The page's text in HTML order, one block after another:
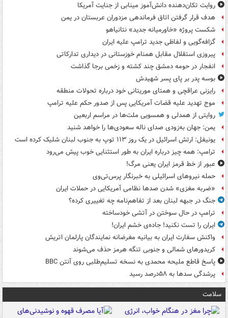
روایت تکان‌دهنده دانش‌آموز مینابی از جنایت آمریکا
هدف قرار گرفتن اتاق‌ فرماندهی مزدوران عربستان در یمن
شکست پروژه «خاورمیانه جدید» نتانیاهو
گزافه‌گویی و لفاظی جدید ترامپ علیه ایران
پیروزی استقلال مقابل همنام خوزستانی در دیداری تدارکاتی
انفجار در حومه دمشق چند کشته و زخمی برجا گذاشت
بوسه‌ پدر بر پای پسر شهیدش
رایزنی عراقچی و همتای موریتانی خود درباره تحولات منطقه
موج تهدید علیه قضات آمریکایی پس از صدور حکم علیه ترامپ
روایتی از همدلی و همسویی ملت‌ها در مراسم اربعین
یمن: جهان به‌زودی صدای ناله سعودی‌ها را خواهد شنید
یونیفل: ارتش اسرائیل در یک روز ۱۱۳ توپ به جنوب لبنان شلیک کرده است
ترامپ: همه چیز درباره ایران به طور استثنایی خوب پیش می‌رود
عبور از خط قرمز ایران یعنی مرگ!
حمله نیروهای اسرائیلی به خبرنگار پرس‌تی‌وی
«ضربه مغزی» شدن صدها نظامی آمریکایی در حملات ایران
جنگ در جبهه لبنان بعد از تفاهم‌نامه چه تغییری کرده؟
ترامپ در حال سوختن در آتشی خودساخته
ایران را تست نکنید! جاده‌ی خشم ایران!
واکنش سفارت ایران به بیانیه مغرضانه نمایندگان پارلمان اتریش
کریدورهای شمالی و جنوبی تنگه هرمز حذف می‌شوند
پاسخ قاطع ملیحه محمدی به نسخه تسلیم‌طلبی روی آنتن BBC
پرشدگی سدها به ۵۸درصد رسید
سلامت